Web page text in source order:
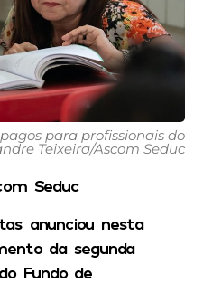
para profissionais do
Teixeira/Ascom Seduc
Seduc
anunciou nesta
da segunda
Fundo de